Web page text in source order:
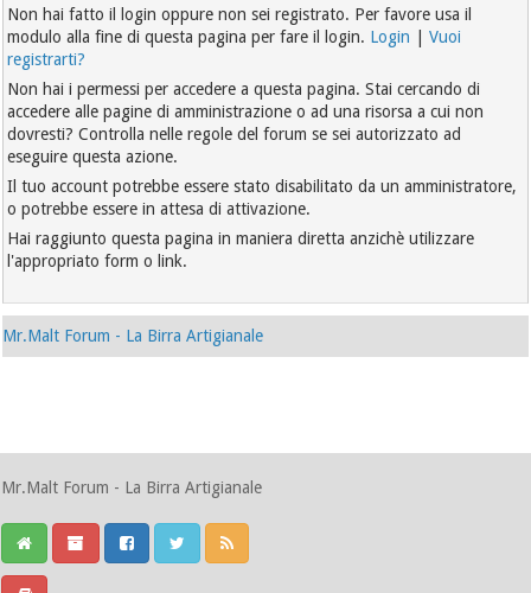
Non hai fatto il login oppure non sei registrato. Per favore usa il
modulo alla fine di questa pagina per fare il login. Login |Vuoi
registrarti?
Non hai i permessi per accedere a questa pagina. Stai cercando di
accedere alle pagine di amministrazione o ad una risorsa a cui non
dovresti? Controlla nelle regole del forum se sei autorizzato ad
eseguire questa azione.
Il tuo account potrebbe essere stato disabilitato da un amministratore,
o potrebbe essere in attesa di attivazione.
Hai raggiunto questa pagina in maniera diretta anzichè utilizzare
l'appropriato form o link.
Mr.Malt Forum - La Birra Artigianale
Mr.Malt Forum - La Birra Artigianale